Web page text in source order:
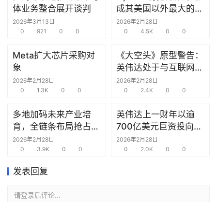
选
报
创
投
之
商
机
圈
体业务整合展开谈判
2026年3月13日
0
921 0 0
成其美国以外最大的研
究中心
2026年2月28日
0
4.5K 0 0
Meta扩大芯片采购对
象
2026年2月28日
0
1.3K 0 0
《大空头》原型警告：
英伟达处于与互联网泡
沫时期思科同样的“危
险境地”
2026年2月28日
0
2.4K 0 0
多地加码未来产业培
育，全链条布局抢占新
赛道先机
2026年2月28日
0
3.9K 0 0
英伟达上一财年以逾
700亿美元巨资投向合
作方，竭力巩固AI芯片
需求
2026年2月28日
0
2.0K 0 0
发表回复
请登录后评论...